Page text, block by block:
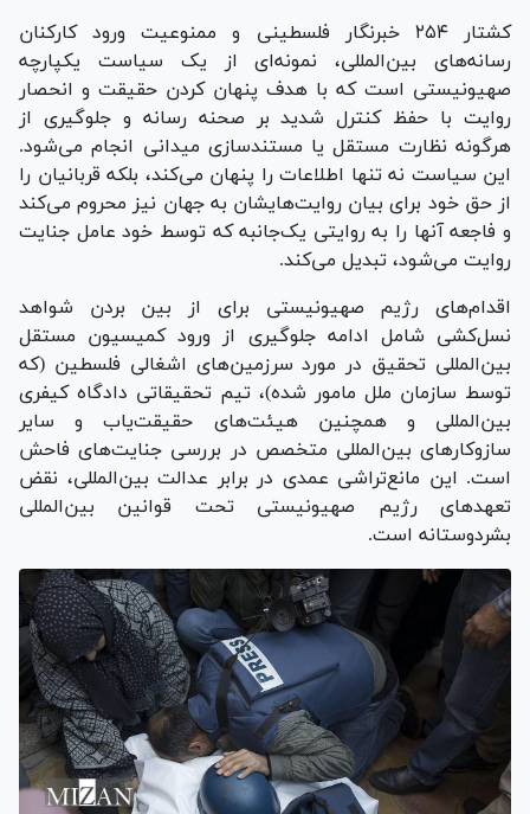
کشتار ۲۵۴ خبرنگار فلسطینی و ممنوعیت ورود کارکنان
رسانه‌های بین‌المللی، نمونه‌ای از یک سیاست یکپارچه
صهیونیستی است که با هدف پنهان کردن حقیقت و انحصار
روایت با حفظ کنترل شدید بر صحنه رسانه و جلوگیری از
هرگونه نظارت مستقل یا مستندسازی میدانی انجام می‌شود.
این سیاست نه تنها اطلاعات را پنهان می‌کند، بلکه قربانیان را
از حق خود برای بیان روایت‌هایشان به جهان نیز محروم می‌کند
و فاجعه آنها را به روایتی یک‌جانبه که توسط خود عامل جنایت
روایت می‌شود، تبدیل می‌کند.
اقدام‌های رژیم صهیونیستی برای از بین بردن شواهد
نسل‌کشی شامل ادامه جلوگیری از ورود کمیسیون مستقل
بین‌المللی تحقیق در مورد سرزمین‌های اشغالی فلسطین (که
توسط سازمان ملل مامور شده)، تیم تحقیقاتی دادگاه کیفری
بین‌المللی و همچنین هیئت‌های حقیقت‌یاب و سایر
سازوکار‌های بین‌المللی متخصص در بررسی جنایت‌های فاحش
است. این مانع‌تراشی عمدی در برابر عدالت بین‌المللی، نقض
تعهد‌های رژیم صهیونیستی تحت قوانین بین‌المللی
بشردوستانه است.